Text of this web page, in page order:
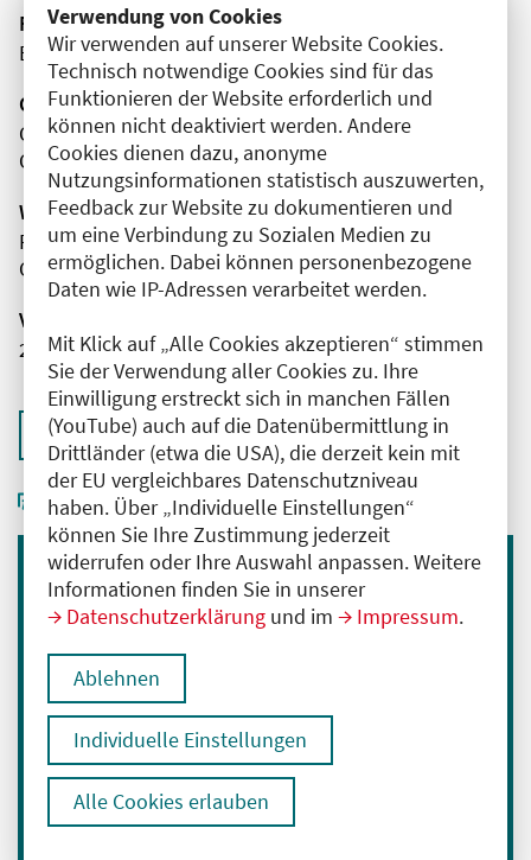
Verwendung von Cookies
Wir verwenden auf unserer Website Cookies.
Technisch notwendige Cookies sind für das
Funktionieren der Website erforderlich und
können nicht deaktiviert werden. Andere
Cookies dienen dazu, anonyme
Nutzungsinformationen statistisch auszuwerten,
Feedback zur Website zu dokumentieren und
um eine Verbindung zu Sozialen Medien zu
ermöglichen. Dabei können personenbezogene
Daten wie IP-Adressen verarbeitet werden.
Mit Klick auf „Alle Cookies akzeptieren“ stimmen
Sie der Verwendung aller Cookies zu. Ihre
Einwilligung erstreckt sich in manchen Fällen
(YouTube) auch auf die Datenübermittlung in
Drittländer (etwa die USA), die derzeit kein mit
der EU vergleichbares Datenschutzniveau
haben. Über „Individuelle Einstellungen“
können Sie Ihre Zustimmung jederzeit
widerrufen oder Ihre Auswahl anpassen. Weitere
Informationen finden Sie in unserer
Datenschutzerklärung und im Impressum.
Ablehnen
Individuelle Einstellungen
Alle Cookies erlauben
Fortbildungsformat
Blended-Learning
Organisator(en)
Charité - Universitätsmedizin Berlin
Campus Mitte
Wissenschaftliche Leitung
Frau Dr. med. Eva Kornemann
Charité - Universitätsmedizin Berlin
Veranstaltungsnummer
2761102025065390006
Zurück zur Übersicht
Immer informiert bleiben
Melden Sie sich für unseren Newsletter an:
E-Mail-Adresse eingeben
Ich bin mit der Verarbeitung meiner Daten
Anmelden